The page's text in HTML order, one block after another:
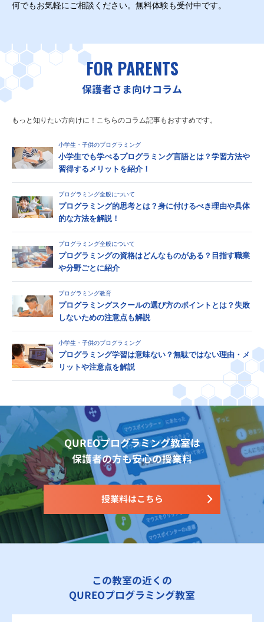
何でもお気軽にご相談ください。無料体験も受付中です。
FOR PARENTS
保護者さま向けコラム
もっと知りたい方向けに！こちらのコラム記事もおすすめです。
小学生・子供のプログラミング
小学生でも学べるプログラミング言語とは？学習方法や
習得するメリットを紹介！
プログラミング全般について
プログラミング的思考とは？身に付けるべき理由や具体
的な方法を解説！
プログラミング全般について
プログラミングの資格はどんなものがある？目指す職業
や分野ごとに紹介
プログラミング教育
プログラミングスクールの選び方のポイントとは？失敗
しないための注意点も解説
小学生・子供のプログラミング
プログラミング学習は意味ない？無駄ではない理由・メ
リットや注意点を解説
QUREOプログラミング教室は
保護者の方も安心の授業料
授業料はこちら
この教室の近くの
QUREOプログラミング教室